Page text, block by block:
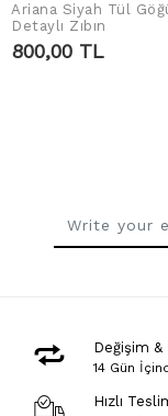
ADD TO
Ariana Siyah Tül
Detaylı Zıbın
800,00 TL
Değişim &
14 Gün
Hızlı